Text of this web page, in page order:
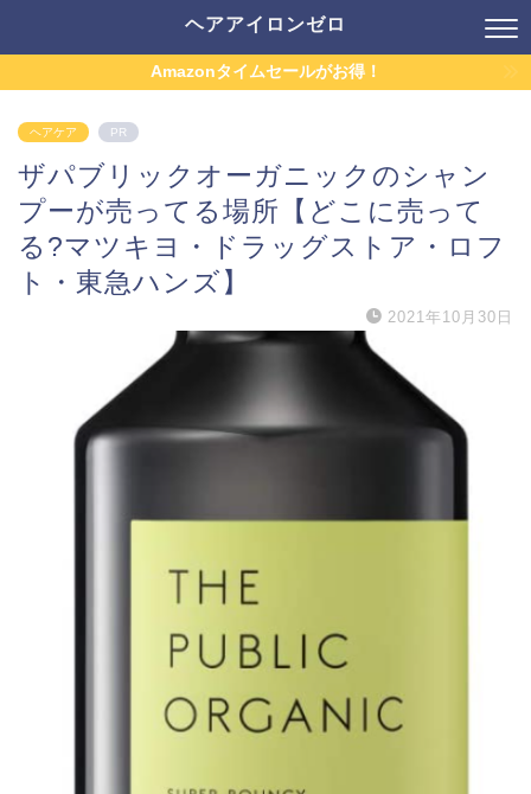
ヘアアイロンゼロ
Amazonタイムセールがお得！
ヘアケア PR
ザパブリックオーガニックのシャン
プーが売ってる場所【どこに売って
る?マツキヨ・ドラッグストア・ロフ
ト・東急ハンズ】
2021年10月30日